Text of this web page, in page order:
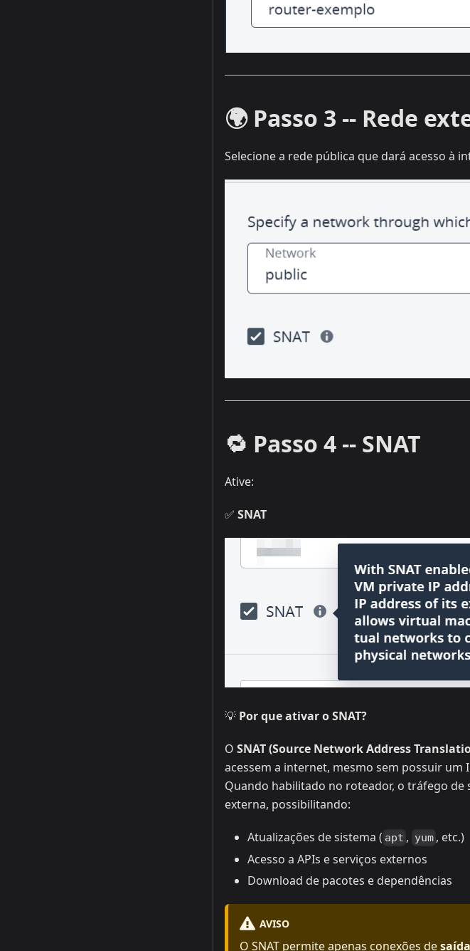
🌍 Passo 3 -- Rede
Selecione a rede pública que dará acesso à
🔁 Passo 4 -- SNAT
Ative:
✅ SNAT
💡 Por que ativar o SNAT?
O SNAT (Source Network Address
acessem a internet, mesmo sem possuir um
Quando habilitado no roteador, o tráfego de
externa, possibilitando:
Atualizações de sistema ( apt , yum , etc.)
Acesso a APIs e serviços externos
Download de pacotes e dependências
AVISO
O SNAT permite apenas conexões desaída